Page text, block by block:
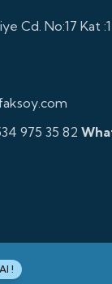
Cd. No:17 Kat
975 35 82
!